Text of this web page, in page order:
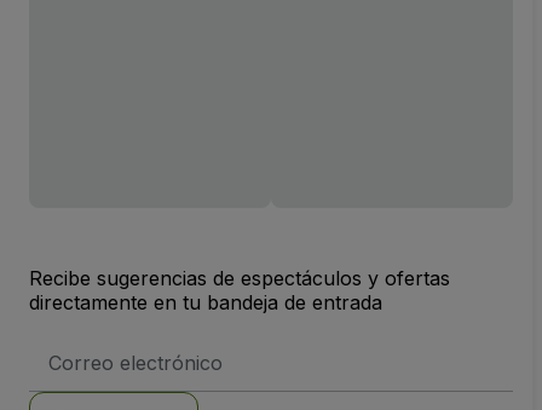
Recibe sugerencias de espectáculos y ofertas
directamente en tu bandeja de entrada
de